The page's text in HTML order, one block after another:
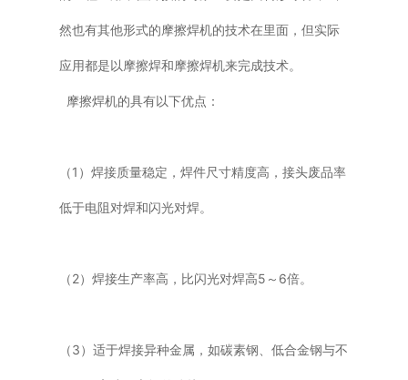
然也有其他形式的摩擦焊机的技术在里面，但实际
应用都是以摩擦焊和摩擦焊机来完成技术。
摩擦焊机的具有以下优点：
（1）焊接质量稳定，焊件尺寸精度高，接头废品率
低于电阻对焊和闪光对焊。
（2）焊接生产率高，比闪光对焊高5～6倍。
（3）适于焊接异种金属，如碳素钢、低合金钢与不